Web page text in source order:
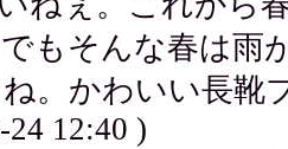
もそんな春は雨
。かわいい長靴
24 12:40 )